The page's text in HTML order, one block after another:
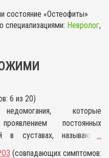
состояние «Остеофиты»
специализациями: Невролог,
6 из 20)
недомогания, которые
постоянных
в суставах, называются
— это заболевание,
...
(совпадающих симптомов: